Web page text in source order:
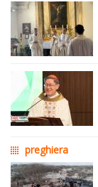
preghiera